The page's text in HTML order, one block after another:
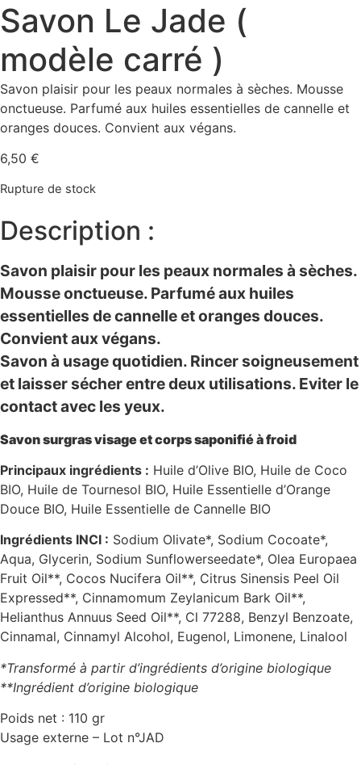
Savon Le Jade (
modèle carré )
Savon plaisir pour les peaux normales à sèches. Mousse
onctueuse. Parfumé aux huiles essentielles de cannelle et
oranges douces. Convient aux végans.
6,50 €
Rupture de stock
Description :
Savon plaisir pour les peaux normales à sèches.
Mousse onctueuse. Parfumé aux huiles
essentielles de cannelle et oranges douces.
Convient aux végans.
Savon à usage quotidien. Rincer soigneusement
et laisser sécher entre deux utilisations. Eviter le
contact avec les yeux.
Savon surgras visage et corps saponifié à froid
Principaux ingrédients : Huile d’Olive BIO, Huile de Coco
BIO, Huile de Tournesol BIO, Huile Essentielle d’Orange
Douce BIO, Huile Essentielle de Cannelle BIO
Ingrédients INCI : Sodium Olivate*, Sodium Cocoate*,
Aqua, Glycerin, Sodium Sunflowerseedate*, Olea Europaea
Fruit Oil**, Cocos Nucifera Oil**, Citrus Sinensis Peel Oil
Expressed**, Cinnamomum Zeylanicum Bark Oil**,
Helianthus Annuus Seed Oil**, Cl 77288, Benzyl Benzoate,
Cinnamal, Cinnamyl Alcohol, Eugenol, Limonene, Linalool
*Transformé à partir d’ingrédients d’origine biologique
**Ingrédient d’origine biologique
Poids net : 110 gr
Usage externe – Lot n°JAD